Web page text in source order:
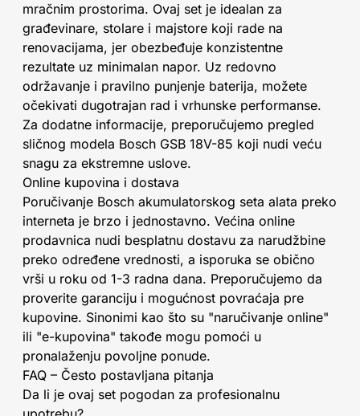
mračnim prostorima. Ovaj set je idealan za
građevinare, stolare i majstore koji rade na
renovacijama, jer obezbeđuje konzistentne
rezultate uz minimalan napor. Uz redovno
održavanje i pravilno punjenje baterija, možete
očekivati dugotrajan rad i vrhunske performanse.
Za dodatne informacije, preporučujemo pregled
sličnog modela Bosch GSB 18V-85 koji nudi veću
snagu za ekstremne uslove.
Online kupovina i dostava
Poručivanje Bosch akumulatorskog seta alata preko
interneta je brzo i jednostavno. Većina online
prodavnica nudi besplatnu dostavu za narudžbine
preko određene vrednosti, a isporuka se obično
vrši u roku od 1-3 radna dana. Preporučujemo da
proverite garanciju i mogućnost povraćaja pre
kupovine. Sinonimi kao što su "naručivanje online"
ili "e-kupovina" takođe mogu pomoći u
pronalaženju povoljne ponude.
FAQ – Često postavljana pitanja
Da li je ovaj set pogodan za profesionalnu